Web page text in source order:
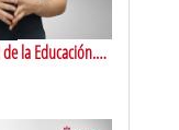
la Educación.